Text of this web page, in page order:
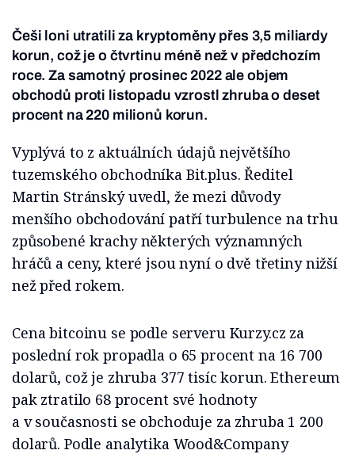
Češi loni utratili za kryptoměny přes 3,5 miliardy
korun, což je o čtvrtinu méně než v předchozím
roce. Za samotný prosinec 2022 ale objem
obchodů proti listopadu vzrostl zhruba o deset
procent na 220 milionů korun.
Vyplývá to z aktuálních údajů největšího
tuzemského obchodníka Bit.plus. Ředitel
Martin Stránský uvedl, že mezi důvody
menšího obchodování patří turbulence na trhu
způsobené krachy některých významných
hráčů a ceny, které jsou nyní o dvě třetiny nižší
než před rokem.
Cena bitcoinu se podle serveru Kurzy.cz za
poslední rok propadla o 65 procent na 16 700
dolarů, což je zhruba 377 tisíc korun. Ethereum
pak ztratilo 68 procent své hodnoty
a v současnosti se obchoduje za zhruba 1 200
dolarů. Podle analytika Wood&Company